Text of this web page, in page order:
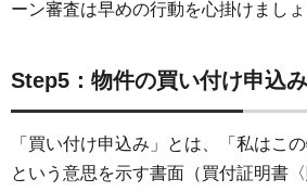
ーン審査は早めの行動を心掛けましょ
Step5：物件の買い付け申込み
「買い付け申込み」とは、「私はこ
という意思を示す書面（買付証明書